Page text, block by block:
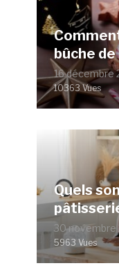
bûche de
16 décembre
10363 Vues
Quels
30 novembre
5963 Vues